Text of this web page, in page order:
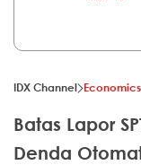
IDX Channel Economics
Batas Lapor
Denda